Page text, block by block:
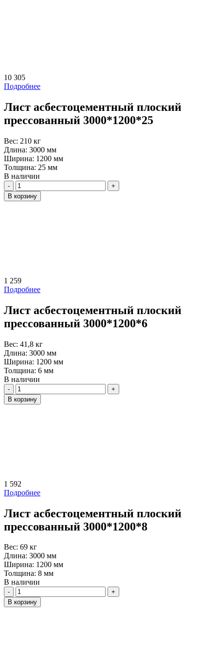
10 305
Подробнее
Лист асбестоцементный плоский
прессованный 3000*1200*25
Вес: 210 кг
Длина: 3000 мм
Ширина: 1200 мм
Толщина: 25 мм
В наличии
Количество
В корзину
1 259
Подробнее
Лист асбестоцементный плоский
прессованный 3000*1200*6
Вес: 41,8 кг
Длина: 3000 мм
Ширина: 1200 мм
Толщина: 6 мм
В наличии
Количество
В корзину
1 592
Подробнее
Лист асбестоцементный плоский
прессованный 3000*1200*8
Вес: 69 кг
Длина: 3000 мм
Ширина: 1200 мм
Толщина: 8 мм
В наличии
Количество
В корзину